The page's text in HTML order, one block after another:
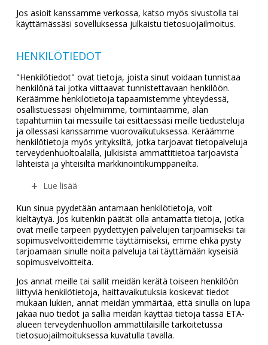
Jos asioit kanssamme verkossa, katso myös sivustolla tai
käyttämässäsi sovelluksessa julkaistu tietosuojailmoitus.
HENKILÖTIEDOT
"Henkilötiedot" ovat tietoja, joista sinut voidaan tunnistaa
henkilönä tai jotka viittaavat tunnistettavaan henkilöön.
Keräämme henkilötietoja tapaamistemme yhteydessä,
osallistuessasi ohjelmiimme, toimintaamme, alan
tapahtumiin tai messuille tai esittäessäsi meille tiedusteluja
ja ollessasi kanssamme vuorovaikutuksessa. Keräämme
henkilötietoja myös yrityksiltä, jotka tarjoavat tietopalveluja
terveydenhuoltoalalla, julkisista ammattitietoa tarjoavista
lähteistä ja yhteisiltä markkinointikumppaneilta.
Lue lisää
Kun sinua pyydetään antamaan henkilötietoja, voit
kieltäytyä. Jos kuitenkin päätät olla antamatta tietoja, jotka
ovat meille tarpeen pyydettyjen palvelujen tarjoamiseksi tai
sopimusvelvoitteidemme täyttämiseksi, emme ehkä pysty
tarjoamaan sinulle noita palveluja tai täyttämään kyseisiä
sopimusvelvoitteita.
Jos annat meille tai sallit meidän kerätä toiseen henkilöön
liittyviä henkilötietoja, haittavaikutuksia koskevat tiedot
mukaan lukien, annat meidän ymmärtää, että sinulla on lupa
jakaa nuo tiedot ja sallia meidän käyttää tietoja tässä ETA-
alueen terveydenhuollon ammattilaisille tarkoitetussa
tietosuojailmoituksessa kuvatulla tavalla.